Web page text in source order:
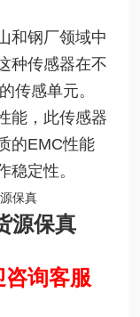
和钢厂领域中
种传感器在不
传感单元。
能，此传感器
的EMC性能
稳定性。
源保真
询客服